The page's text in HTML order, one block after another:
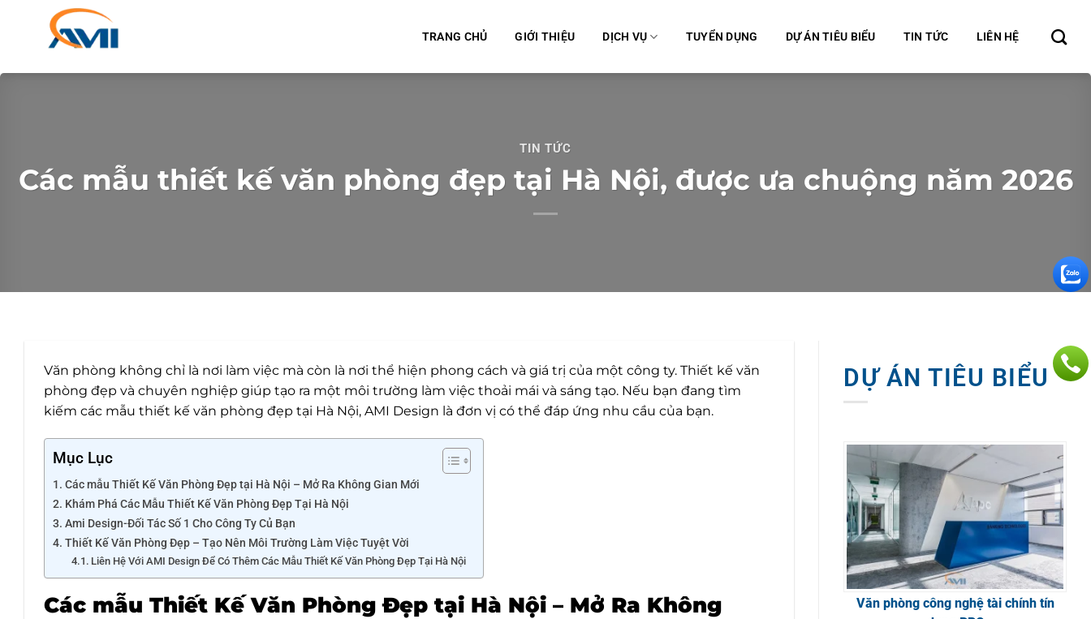
dung
TRANG CHỦ GIỚI THIỆU DỊCH VỤ TUYỂN DỤNG DỰ ÁN TIÊU BIỂU TIN TỨC LIÊN HỆ
TIN TỨC
Các mẫu thiết kế văn phòng đẹp tại Hà Nội, được ưa chuộng năm 2026
Văn phòng không chỉ là nơi làm việc mà còn là nơi thể hiện phong cách và giá trị của một công ty. Thiết kế văn
phòng đẹp và chuyên nghiệp giúp tạo ra một môi trường làm việc thoải mái và sáng tạo. Nếu bạn đang tìm
kiếm các mẫu thiết kế văn phòng đẹp tại Hà Nội, AMI Design là đơn vị có thể đáp ứng nhu cầu của bạn.
Mục Lục
Các mẫu Thiết Kế Văn Phòng Đẹp tại Hà Nội – Mở Ra Không Gian Mới
Khám Phá Các Mẫu Thiết Kế Văn Phòng Đẹp Tại Hà Nội
Ami Design-Đối Tác Số 1 Cho Công Ty Củ Bạn
Thiết Kế Văn Phòng Đẹp – Tạo Nên Môi Trường Làm Việc Tuyệt Vời
Liên Hệ Với AMI Design Để Có Thêm Các Mẫu Thiết Kế Văn Phòng Đẹp Tại Hà Nội
Các mẫu Thiết Kế Văn Phòng Đẹp tại Hà Nội – Mở Ra Không
DỰ ÁN TIÊU BIỂU
Văn phòng công nghệ tài chính tín